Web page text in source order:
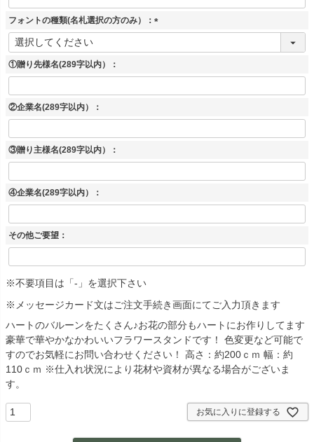
フォントの種類(名札選択の方のみ）：
(
①贈り先様名(289字以内）：
②企業名(289字以内）：
③贈り主様名(289字以内）：
④企業名(289字以内）：
その他ご要望：
※不要項目は「-」を選択下さい
※メッセージカード文はご注文手続き画面にてご入力頂きます
ハートのバルーンをたくさん♪お花の部分もハートにお作りしてます
豪華で華やかなかわいいフラワースタンドです！ 色変更など可能で
すのでお気軽にお問い合わせください！ 高さ：約200ｃｍ 幅：約
110ｃｍ ※仕入れ状況により花材や資材が異なる場合がございま
す。
お気に入りに登録する